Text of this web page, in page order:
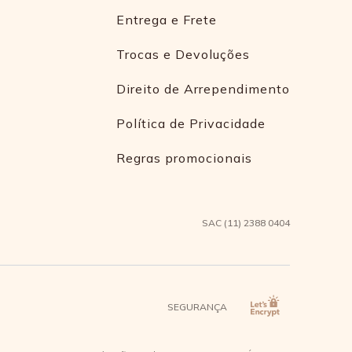
perfeito.
ao corpo, oferecendo liberdade de
de estilo e personalidade marcante. Se você
Entrega e Frete
Trocas e Devoluções
Direito de Arrependimento
Política de Privacidade
Regras promocionais
SAC (11) 2388 0404
SEGURANÇA